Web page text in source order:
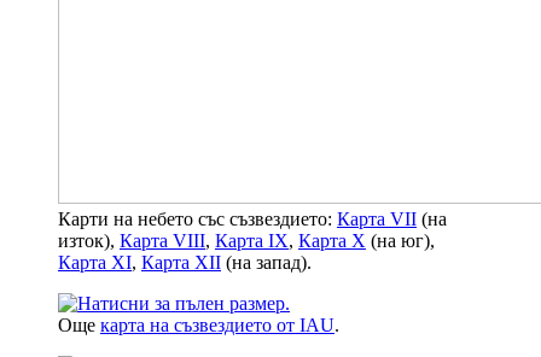
Карти на небето със съзвездието: Карта VII (на
изток), Карта VIII, Карта IX, Карта X (на юг),
Карта XI, Карта XII (на запад).
Още карта на съзвездието от IAU.